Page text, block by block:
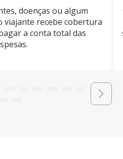
doenças ou algum
viajante recebe cobertura
a conta total das